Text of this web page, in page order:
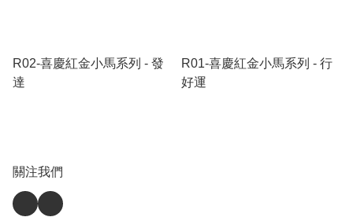
R02-喜慶紅金小馬系列 - 發
達
R01-喜慶紅金小馬系列 - 行
好運
關注我們